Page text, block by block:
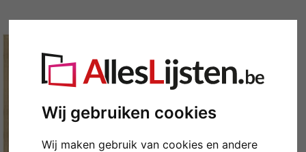
Wij gebruiken cookies
Wij maken gebruik van cookies en andere